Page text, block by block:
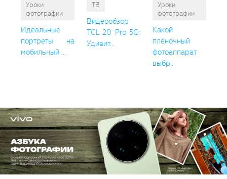
Уроки
фотографии
Идеальные
портреты на
мобильный ...
ТВ
Видеообзор
TCL 20 Pro 5G:
Удивит...
Уроки
фотографии
Какой
плёночный
фотоаппарат
выбр...